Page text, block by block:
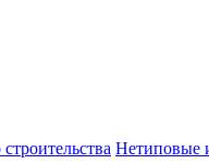
Нетиповые